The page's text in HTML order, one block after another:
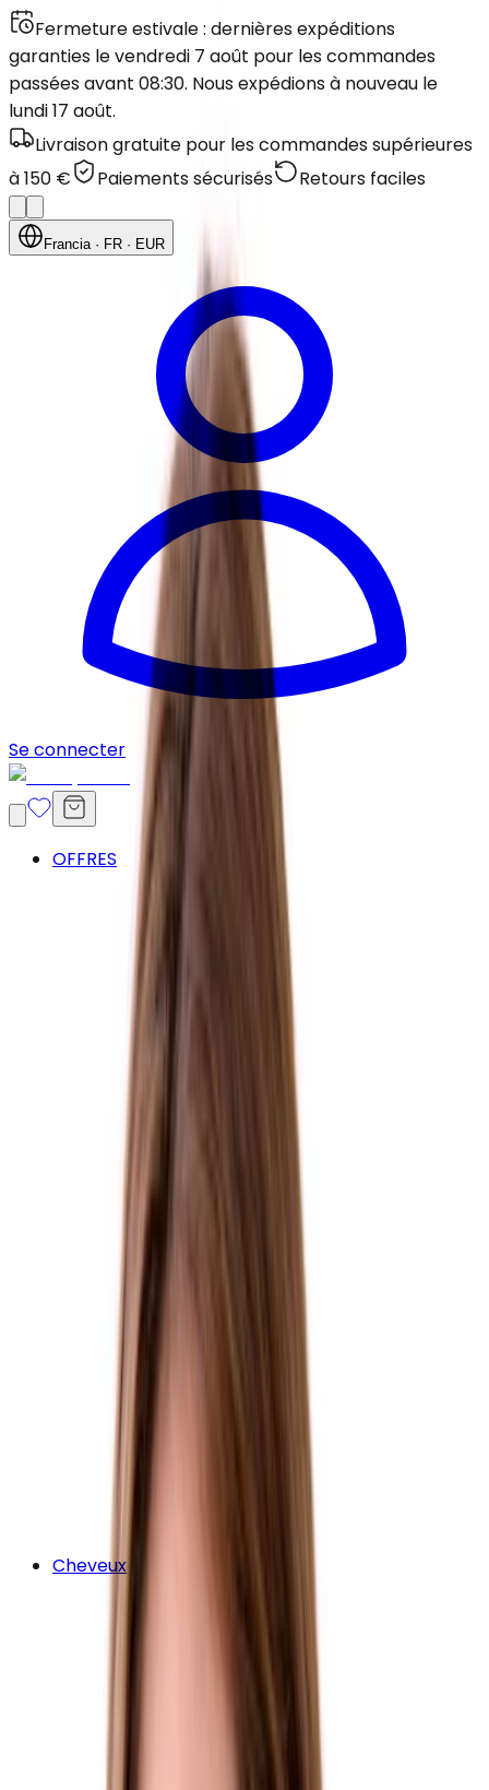
Fermeture estivale : dernières expéditions
garanties le vendredi 7 août pour les commandes
passées avant 08:30. Nous expédions à nouveau le
lundi 17 août.
Livraison gratuite pour les commandes supérieures
à 150 €
Paiements sécurisés Retours faciles
Francia· FR · EUR
Se connecter
OFFRES
Cheveux